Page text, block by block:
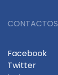
CONTACTOS
Facebook
Twitter